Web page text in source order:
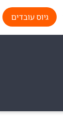
גיוס עובדים